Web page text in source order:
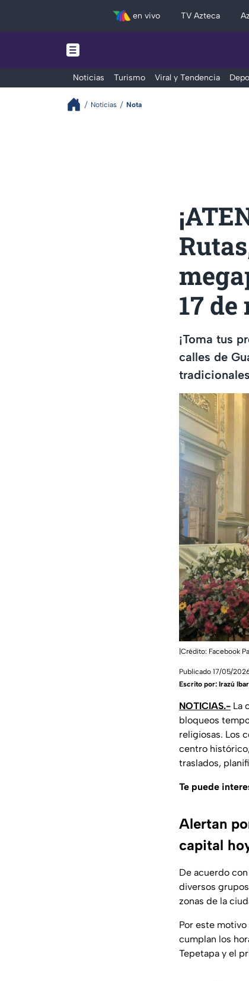
en vivo TV Azteca
Noticias Turismo Viral y Tendencia
Noticias Nota
17
¡Toma tus
calles de
|Crédito: Facebook
Publicado 17/05/
Escrito por: Irazú
NOTICIAS.- La
bloqueos
religiosas. Los
centro
traslados,
Te puede
Alertan
capital
De acuerdo
diversos
zonas de la
Por este
cumplan los
Tepetapa y el